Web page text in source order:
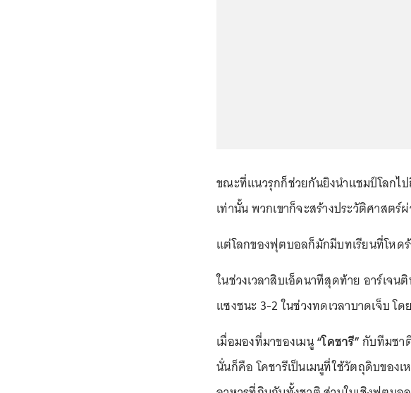
ขณะที่แนวรุกก็ช่วยกันยิงนำแชมป์โลกไป
เท่านั้น พวกเขาก็จะสร้างประวัติศาสตร์
แต่โลกของฟุตบอลก็มักมีบทเรียนที่โหด
ในช่วงเวลาสิบเอ็ดนาทีสุดท้าย อาร์เจ
แซงชนะ 3-2 ในช่วงทดเวลาบาดเจ็บ โ
เมื่อมองที่มาของเมนู“โคชารี”กับทีมชา
นั่นก็คือ โคชารีเป็นเมนูที่ใช้วัตถุดิบของเ